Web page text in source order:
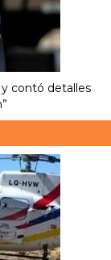
contó detalles